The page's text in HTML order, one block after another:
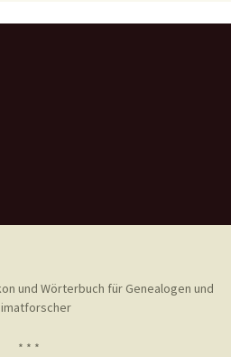
und Wörterbuch für Genealogen und
* * *